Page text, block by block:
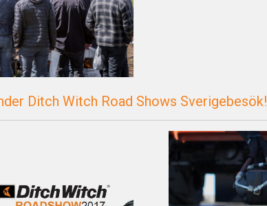
Ditch Witch Road Shows Sverigebesök!